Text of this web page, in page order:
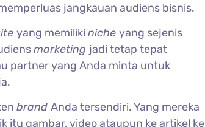
jangkauan audiens bisnis.
yang memiliki niche yang sejenis
marketing jadi tetap tepat
partner yang Anda minta untuk
brand Anda tersendiri. Yang mereka
itu gambar, video ataupun ke artikel ke